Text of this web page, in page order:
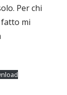
Per chi
mi